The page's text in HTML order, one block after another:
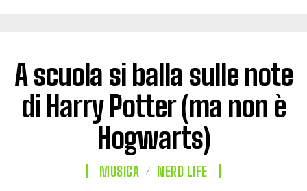
A scuola si balla sulle note
di Harry Potter (ma non è
Hogwarts)
MUSICA NERD LIFE